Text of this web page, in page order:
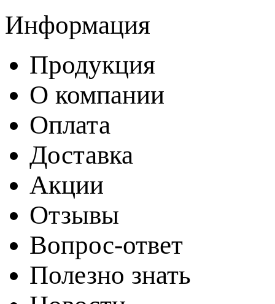
Информация
Продукция
О компании
Оплата
Доставка
Акции
Отзывы
Вопрос-ответ
Полезно знать